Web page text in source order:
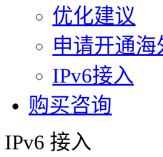
优化建议
申请开通
IPv6接入
购买咨询
IPv6 接入